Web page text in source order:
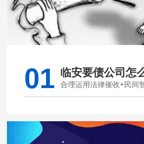
01 临安要债公司怎
合理运用法律催收+民间